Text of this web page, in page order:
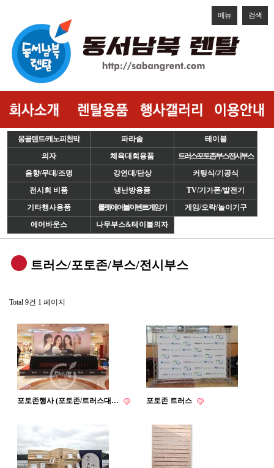
메뉴 검색
몽골텐트/캐노피천막 파라솔
테이블
의자
체육대회용품
트러스/포토존/부스/전시부스
음향/무대/조명
강연대/단상
커팅식/기공식
전시회 비품
냉난방용품
TV/기가폰/발전기
기타행사용품
룰렛/에어볼/이벤트게임기
게임/오락/놀이기구
에어바운스
나무부스&테이블의자
트러스/포토존/부스/전시부스
Total 9건 1 페이지
포토존행사 (포토존/트러스대… 포토존 트러스